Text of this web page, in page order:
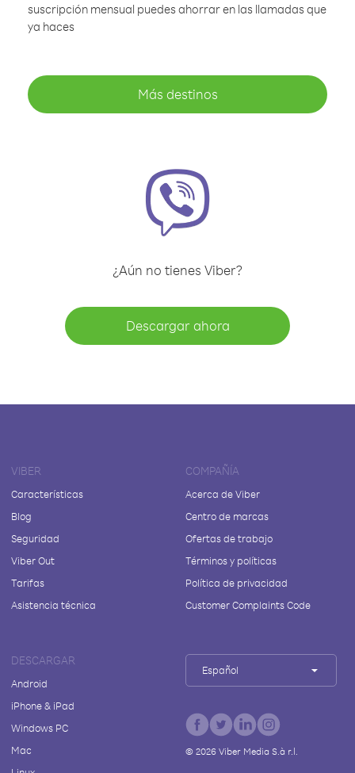
suscripción mensual puedes ahorrar en las llamadas que
ya haces
Más destinos
¿Aún no tienes Viber?
Descargar ahora
VIBER
Características
Blog
Seguridad
Viber Out
Tarifas
Asistencia técnica
COMPAÑÍA
Acerca de Viber
Centro de marcas
Ofertas de trabajo
Términos y políticas
Política de privacidad
Customer Complaints Code
DESCARGAR
Android
iPhone & iPad
Windows PC
Mac
Español
© 2026Viber Media S.à r.l.